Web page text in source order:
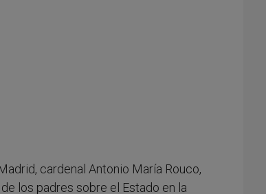
cardenal Antonio María Rouco,
los padres sobre el Estado en la